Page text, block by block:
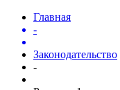
Главная
-
Законодательство
-